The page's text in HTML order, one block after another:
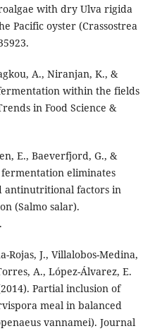
with dry Ulva rigida
Pacific oyster (Crassostrea
A., Niranjan, K., &
within the fields
in Food Science &
E., Baeverfjord, G., &
fermentation eliminates
antinutritional factors in
(Salmo salar).
Rojas, J., Villalobos-Medina,
A., López-Álvarez, E.
Partial inclusion of
meal in balanced
vannamei). Journal